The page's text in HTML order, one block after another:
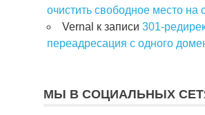
очистить свободное место на
Vernal к записи 301-
переадресация с одного
МЫ В СОЦИАЛЬНЫХ